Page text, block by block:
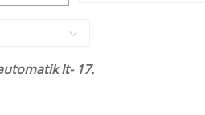
lt- 17.